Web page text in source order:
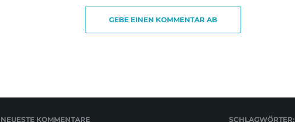
GEBE EINEN KOMMENTAR AB
NEUESTE KOMMENTARE SCHLAGWÖRTER: